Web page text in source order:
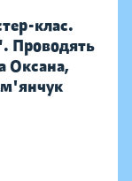
клас.
Проводять
Оксана,